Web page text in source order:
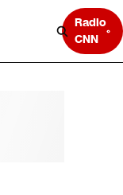
Radio
CNN